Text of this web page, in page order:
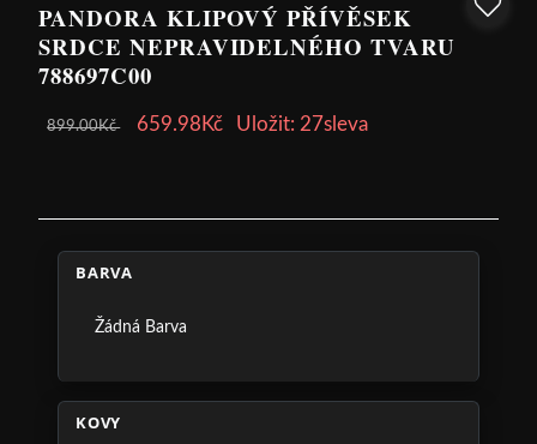
PANDORA KLIPOVÝ PŘÍVĚSEK
SRDCE NEPRAVIDELNÉHO TVARU
788697C00
899.00Kč 659.98Kč Uložit: 27sleva
BARVA
Žádná Barva
KOVY